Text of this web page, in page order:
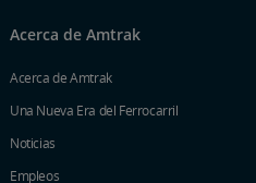
Acerca de Amtrak
Acerca de Amtrak
Una Nueva Era del Ferrocarril
Noticias
Empleos